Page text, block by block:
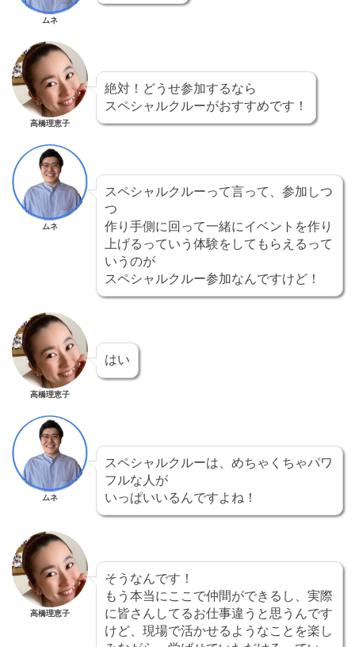
ムネ
高橋理恵子
絶対！どうせ参加するなら
スペシャルクルーがおすすめです！
ムネ
スペシャルクルーって言って、参加しつ
つ
作り手側に回って一緒にイベントを作り
上げるっていう体験をしてもらえるって
いうのが
スペシャルクルー参加なんですけど！
高橋理恵子
はい
ムネ
スペシャルクルーは、めちゃくちゃパワ
フルな人が
いっぱいいるんですよね！
高橋理恵子
そうなんです！
もう本当にここで仲間ができるし、実際
に皆さんしてるお仕事違うと思うんです
けど、現場で活かせるようなことを楽し